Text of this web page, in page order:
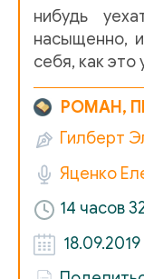
нибудь
насыщенно,
себя, как это
РОМАН,
Гилберт
Яценко
14 часов
18.09.2019